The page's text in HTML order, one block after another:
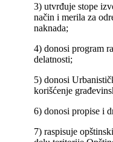
3) utvrđuje stope
način i merila za
naknada;
4) donosi program
delatnosti;
5) donosi
korišćenje
6) donosi propise i
7) raspisuje